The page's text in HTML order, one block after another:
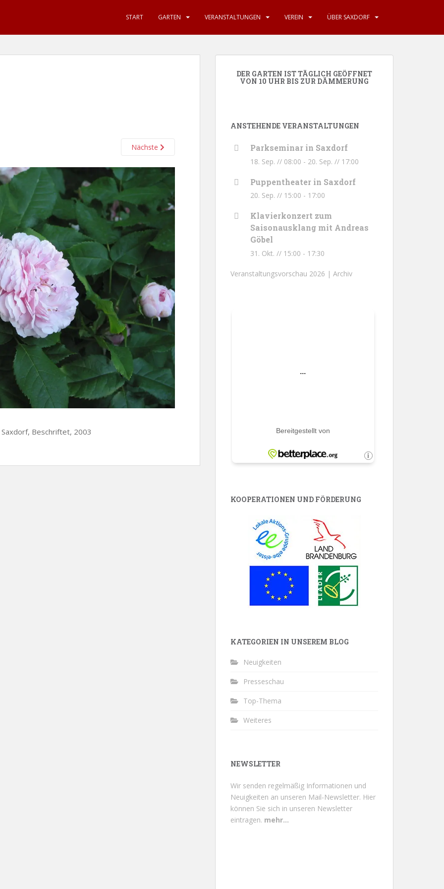
START GARTEN VERANSTALTUNGEN VEREIN ÜBER SAXDORF
Nächste
Saxdorf, Beschriftet, 2003
DER GARTEN IST TÄGLICH GEÖFFNET
VON 10 UHR BIS ZUR DÄMMERUNG
ANSTEHENDE VERANSTALTUNGEN
Parkseminar in Saxdorf
18. Sep. // 08:00 - 20. Sep. // 17:00
Puppentheater in Saxdorf
20. Sep. // 15:00 - 17:00
Klavierkonzert zum
Saisonausklang mit Andreas
Göbel
31. Okt. // 15:00 - 17:30
Veranstaltungsvorschau 2026 | Archiv
KOOPERATIONEN UND FÖRDERUNG
KATEGORIEN IN UNSEREM BLOG
Neuigkeiten
Presseschau
Top-Thema
Weiteres
NEWSLETTER
Wir senden regelmäßig Informationen und
Neuigkeiten an unseren Mail-Newsletter. Hier
können Sie sich in unseren Newsletter
eintragen. mehr...